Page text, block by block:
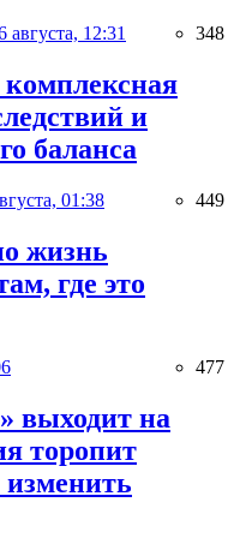
августа, 12:31 348
и
баланса
01:38 449
жизнь
где это
477
выходит на
торопит